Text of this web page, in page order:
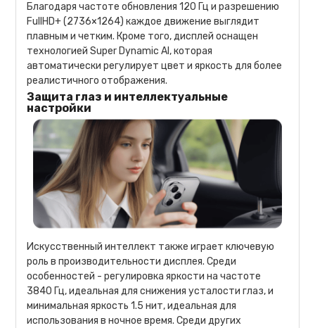
Благодаря частоте обновления 120 Гц и разрешению
FullHD+ (2736×1264) каждое движение выглядит
плавным и четким. Кроме того, дисплей оснащен
технологией Super Dynamic AI, которая
автоматически регулирует цвет и яркость для более
реалистичного отображения.
Защита глаз и интеллектуальные
настройки
Искусственный интеллект также играет ключевую
роль в производительности дисплея. Среди
особенностей - регулировка яркости на частоте
3840 Гц, идеальная для снижения усталости глаз, и
минимальная яркость 1.5 нит, идеальная для
использования в ночное время. Среди других